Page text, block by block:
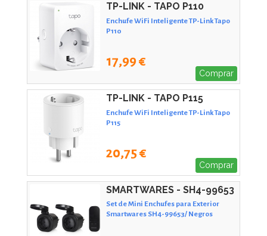
TP-LINK - TAPO P110
Enchufe WiFi Inteligente TP-Link Tapo
P110
17,99 €
Comprar
TP-LINK - TAPO P115
Enchufe WiFi Inteligente TP-Link Tapo
P115
20,75 €
Comprar
SMARTWARES - SH4-99653
Set de Mini Enchufes para Exterior
Smartwares SH4-99653/ Negros